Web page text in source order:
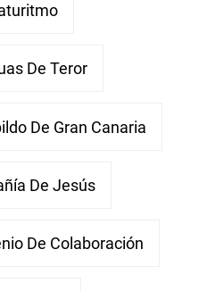
De Teror
De Gran Canaria
De Jesús
De Colaboración